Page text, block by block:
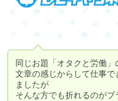
同じお題「オタクと労働
文章の感じからして仕事
ましたが
そんな方でも折れるのが